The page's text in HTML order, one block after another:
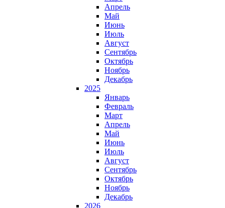
Апрель
Май
Июнь
Июль
Август
Сентябрь
Октябрь
Ноябрь
Декабрь
2025
Январь
Февраль
Март
Апрель
Май
Июнь
Июль
Август
Сентябрь
Октябрь
Ноябрь
Декабрь
2026